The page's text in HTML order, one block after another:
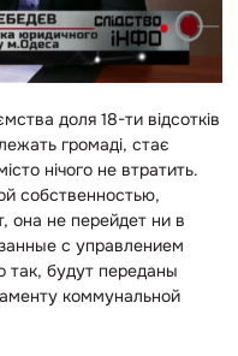
доля 18-ти відсотків
громаді, стає
нічого не втратить.
собственностью,
она не перейдет ни в
с управлением
так, будут переданы
коммунальной